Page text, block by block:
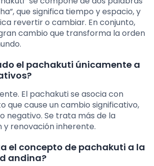
que significa tiempo y espacio, y
revertir o cambiar. En conjunto,
cambio que transforma la orden
el pachakuti únicamente a
El pachakuti se asocia con
que cause un cambio significativo,
negativo. Se trata más de la
renovación inherente.
el concepto de pachakuti a la
andina?